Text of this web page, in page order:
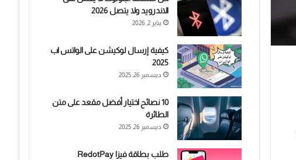
الاندرويد ولا يتصل 2026
يناير 2, 2026
كيفية إرسال لوكيشن على الواتس اب
2025
ديسمبر 26, 2025
10 نصائح اختيار أفضل مقعد على متن
الطائرة
ديسمبر 26, 2025
طلب بطاقة فيزا RedotPay